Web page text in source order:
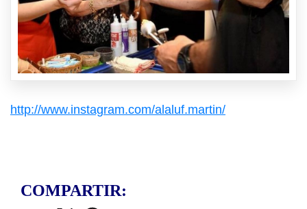
http://www.instagram.com/alaluf.martin/
COMPARTIR: